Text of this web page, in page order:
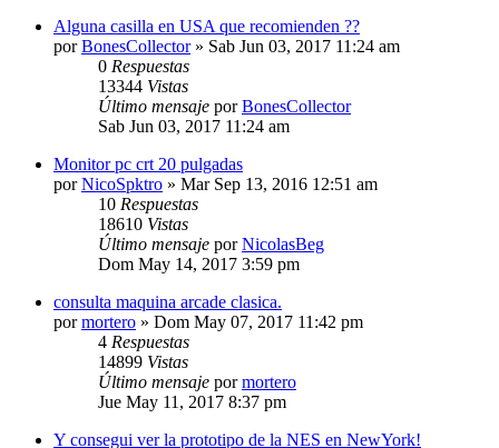
Alguna casilla en USA que recomienden ??
porBonesCollector» Sab Jun 03, 2017 11:24 am
0 Respuestas
13344 Vistas
Último mensaje porBonesCollector
Sab Jun 03, 2017 11:24 am
Monitor pc crt 20 pulgadas
porNicoSpktro » Mar Sep 13, 2016 12:51 am
10 Respuestas
18610 Vistas
Último mensaje porNicolasBeg
Dom May 14, 2017 3:59 pm
consulta maquina arcade clasica.
pormortero » Dom May 07, 2017 11:42 pm
4 Respuestas
14899 Vistas
Último mensaje pormortero
Jue May 11, 2017 8:37 pm
Y consegui ver la prototipo de la NES en NewYork!